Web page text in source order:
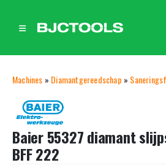
Machines » Diamantgereedschap »
Baier 55327 diamant
BFF 222